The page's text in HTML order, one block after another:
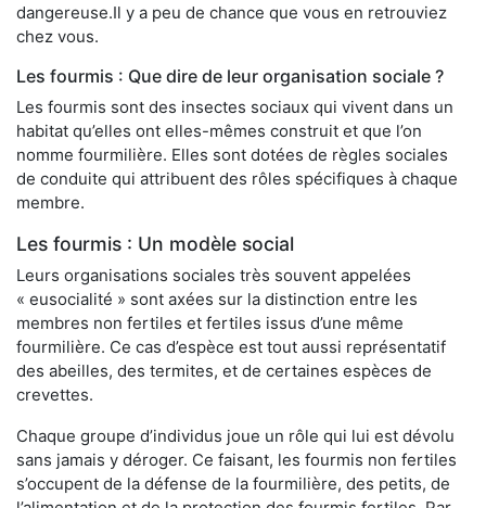
dangereuse.Il y a peu de chance que vous en retrouviez
chez vous.
Les fourmis : Que dire de leur organisation sociale ?
Les fourmis sont des insectes sociaux qui vivent dans un
habitat qu’elles ont elles-mêmes construit et que l’on
nomme fourmilière. Elles sont dotées de règles sociales
de conduite qui attribuent des rôles spécifiques à chaque
membre.
Les fourmis : Un modèle social
Leurs organisations sociales très souvent appelées
« eusocialité » sont axées sur la distinction entre les
membres non fertiles et fertiles issus d’une même
fourmilière. Ce cas d’espèce est tout aussi représentatif
des abeilles, des termites, et de certaines espèces de
crevettes.
Chaque groupe d’individus joue un rôle qui lui est dévolu
sans jamais y déroger. Ce faisant, les fourmis non fertiles
s’occupent de la défense de la fourmilière, des petits, de